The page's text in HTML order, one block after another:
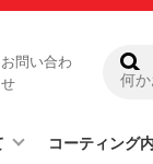
お問い合わ
せ
コーティング